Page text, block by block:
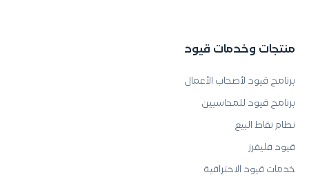
منتجات وخدمات قيود
برنامج قيود لأصحاب الأعمال
برنامج قيود للمحاسبين
نظام نقاط البيع
قيود فليفرز
خدمات قيود الاحترافية